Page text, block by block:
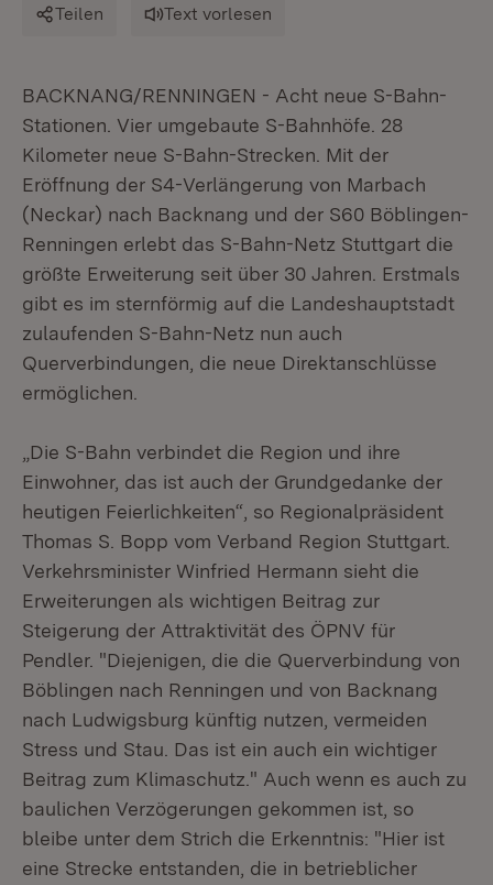
Teilen Text vorlesen
BACKNANG/RENNINGEN - Acht neue S-Bahn-
Stationen. Vier umgebaute S-Bahnhöfe. 28
Kilometer neue S-Bahn-Strecken. Mit der
Eröffnung der S4-Verlängerung von Marbach
(Neckar) nach Backnang und der S60 Böblingen-
Renningen erlebt das S-Bahn-Netz Stuttgart die
größte Erweiterung seit über 30 Jahren. Erstmals
gibt es im sternförmig auf die Landeshauptstadt
zulaufenden S-Bahn-Netz nun auch
Querverbindungen, die neue Direktanschlüsse
ermöglichen.
„Die S-Bahn verbindet die Region und ihre
Einwohner, das ist auch der Grundgedanke der
heutigen Feierlichkeiten“, so Regionalpräsident
Thomas S. Bopp vom Verband Region Stuttgart.
Verkehrsminister Winfried Hermann sieht die
Erweiterungen als wichtigen Beitrag zur
Steigerung der Attraktivität des ÖPNV für
Pendler. "Diejenigen, die die Querverbindung von
Böblingen nach Renningen und von Backnang
nach Ludwigsburg künftig nutzen, vermeiden
Stress und Stau. Das ist ein auch ein wichtiger
Beitrag zum Klimaschutz." Auch wenn es auch zu
baulichen Verzögerungen gekommen ist, so
bleibe unter dem Strich die Erkenntnis: "Hier ist
eine Strecke entstanden, die in betrieblicher